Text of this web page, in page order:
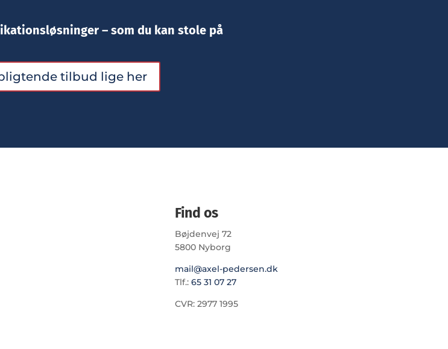
– som du kan stole på
tilbud lige her
Find os
Bøjdenvej 72
5800 Nyborg
mail@axel-pedersen.dk
Tlf.: 65 31 07 27
CVR: 2977 1995